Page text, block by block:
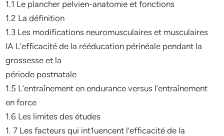
1.1 Le plancher pelvien-anatomie et fonctions
1.2 La définition
1.3 Les modifications neuromusculaires et musculaires
lA L’efficacité de la rééducation périnéale pendant la
grossesse et la
période postnatale
1.5 L’entraînement en endurance versus l’entraînement
en force
1.6 Les limites des études
1. 7 Les facteurs qui int1uencent l’efficacité de la